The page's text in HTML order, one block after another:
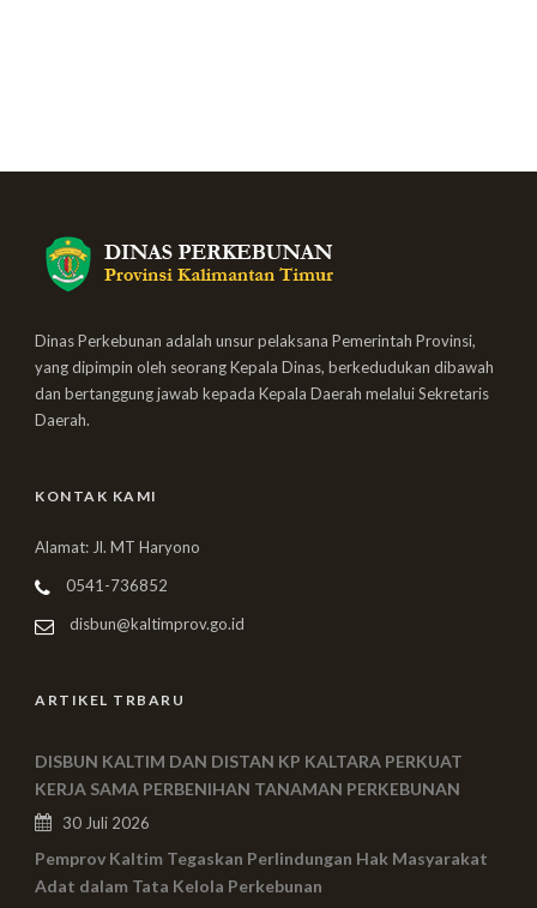
Dinas Perkebunan adalah unsur pelaksana Pemerintah Provinsi,
yang dipimpin oleh seorang Kepala Dinas, berkedudukan dibawah
dan bertanggung jawab kepada Kepala Daerah melalui Sekretaris
Daerah.
KONTAK KAMI
Alamat: Jl. MT Haryono
0541-736852
disbun@kaltimprov.go.id
ARTIKEL TRBARU
DISBUN KALTIM DAN DISTAN KP KALTARA PERKUAT
KERJA SAMA PERBENIHAN TANAMAN PERKEBUNAN
30 Juli 2026
Pemprov Kaltim Tegaskan Perlindungan Hak Masyarakat
Adat dalam Tata Kelola Perkebunan